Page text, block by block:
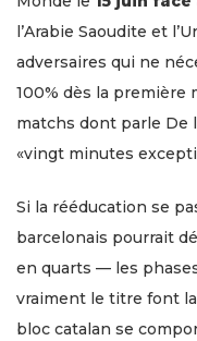
l’Arabie Saoudite et
adversaires qui ne
100% dès la première
matchs dont parle De
«vingt minutes
Si la rééducation se
barcelonais pourrait
en quarts — les
vraiment le titre font
bloc catalan se